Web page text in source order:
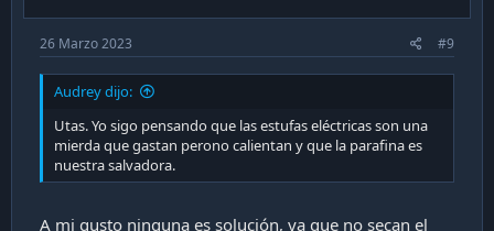
26 Marzo 2023 #9
Audrey dijo:
Utas. Yo sigo pensando que las estufas eléctricas son una
mierda que gastan perono calientan y que la parafina es
nuestra salvadora.
A mi gusto ninguna es solución, ya que no secan el